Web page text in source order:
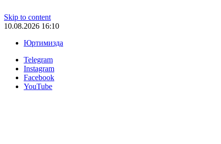
Skip to content
10.08.2026 16:10
Юртимизда
Telegram
Instagram
Facebook
YouTube